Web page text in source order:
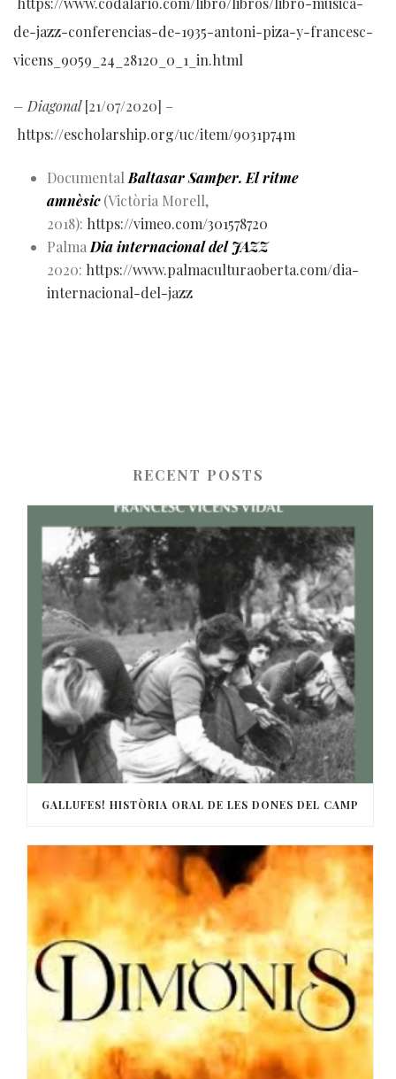
de-jazz-conferencias-de-1935-antoni-piza-y-francesc-
vicens_9059_24_28120_0_1_in.html
– Diagonal[21/07/2020] –
https://escholarship.org/uc/item/9031p74m
Documental Baltasar Samper. El ritme
amnèsic (Victòria Morell,
2018): https://vimeo.com/301578720
Palma Dia internacional del JAZZ
2020: https://www.palmaculturaoberta.com/dia-
internacional-del-jazz
RECENT POSTS
GALLUFES! HISTÒRIA ORAL DE LES DONES DEL CAMP